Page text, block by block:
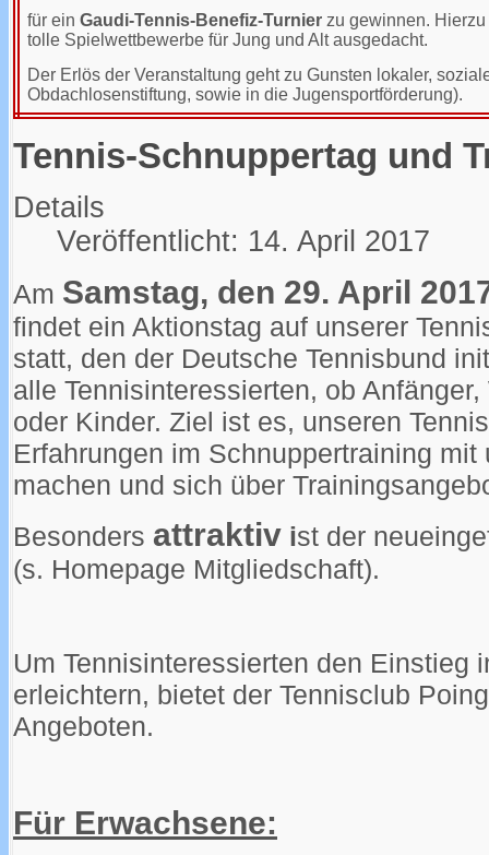
für einGaudi-Tennis-Benefiz-Turnier zu gewinnen.
tolle Spielwettbewerbe für Jung und Alt ausgedacht.
Der Erlös der Veranstaltung geht zu Gunsten lokaler,
Obdachlosenstiftung, sowie in die Jugensportförderung).
Tennis-Schnuppertag und
Details
Veröffentlicht: 14. April 2017
Am Samstag, den 29. April
findet ein Aktionstag auf unserer
statt, den der Deutsche Tennisbund
alle Tennisinteressierten, ob
oder Kinder. Ziel ist es, unseren
Erfahrungen im Schnuppertraining
machen und sich über
Besonders attraktiv ist der
(s. Homepage Mitgliedschaft).
Um Tennisinteressierten den Einstieg
erleichtern, bietet der Tennisclub
Angeboten.
Für Erwachsene: